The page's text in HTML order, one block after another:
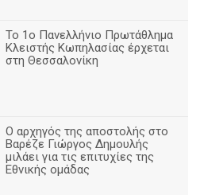
Το 1ο Πανελλήνιο Πρωτάθλημα
Κλειστής Κωπηλασίας έρχεται
στη Θεσσαλονίκη
Ο αρχηγός της αποστολής στο
Βαρέζε Γιώργος Δημουλής
μιλάει για τις επιτυχίες της
Εθνικής ομάδας